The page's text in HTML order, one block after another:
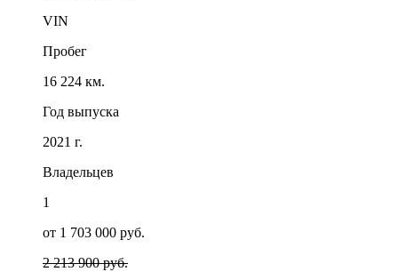
VIN
Пробег
16 224 км.
Год выпуска
2021 г.
Владельцев
1
от 1 703 000 руб.
2 213 900 руб.